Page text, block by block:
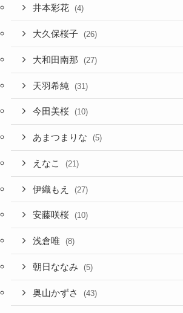
井本彩花 (4)
大久保桜子 (26)
大和田南那 (27)
天羽希純 (31)
今田美桜 (10)
あまつまりな (5)
えなこ (21)
伊織もえ (27)
安藤咲桜 (10)
浅倉唯 (8)
朝日ななみ (5)
奥山かずさ (43)